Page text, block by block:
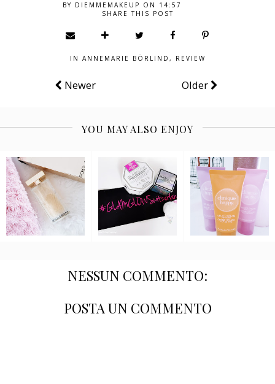
BY DIEMMEMAKEUP ON 14:57
SHARE THIS POST
IN ANNEMARIE BÖRLIND , REVIEW
Newer Older
YOU MAY ALSO ENJOY
NESSUN COMMENTO:
POSTA UN COMMENTO